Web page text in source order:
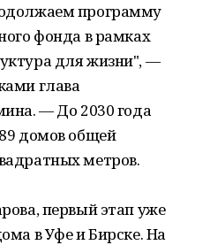
программу
фонда в рамках
для жизни", —
глава
— До 2030 года
домов общей
метров.
первый этап уже
в Уфе и Бирске. На